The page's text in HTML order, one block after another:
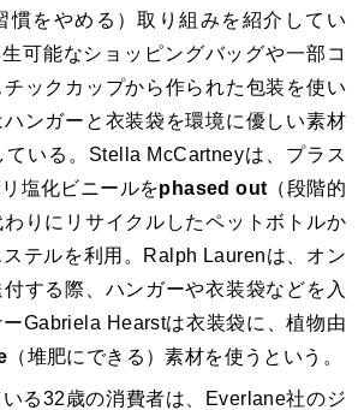
慣をやめる）取り組みを紹介してい
可能なショッピングバッグや一部コ
ックカップから作られた包装を使い
ンガーと衣装袋を環境に優しい素材
いる。 Stella McCartneyは、プラス
塩化ビニールをphased out （段階的
りにリサイクルしたペットボトルか
テルを利用。 Ralph Laurenは、オン
する際、ハンガーや衣装袋などを入
Gabriela Hearstは衣装袋に、植物由
（堆肥にできる）素材を使うという。
る32歳の消費者は、 Everlane社のジ